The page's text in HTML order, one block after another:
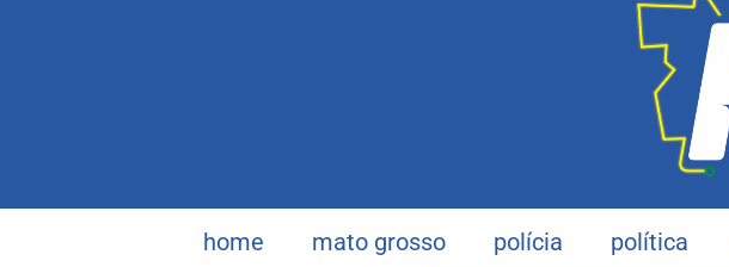
home mato grosso polícia política